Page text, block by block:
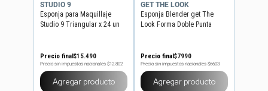
STUDIO 9
Esponja para Maquillaje
Studio 9 Triangular x 24 un
Precio final$15.490
Precio sin impuestos nacionales $12.802
Agregar producto
GET THE LOOK
Esponja Blender get The
Look Forma Doble Punta
Precio final$7990
Precio sin impuestos nacionales $6603
Agregar producto